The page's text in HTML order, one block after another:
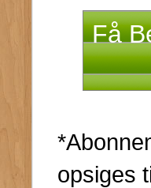
Få
opsiges